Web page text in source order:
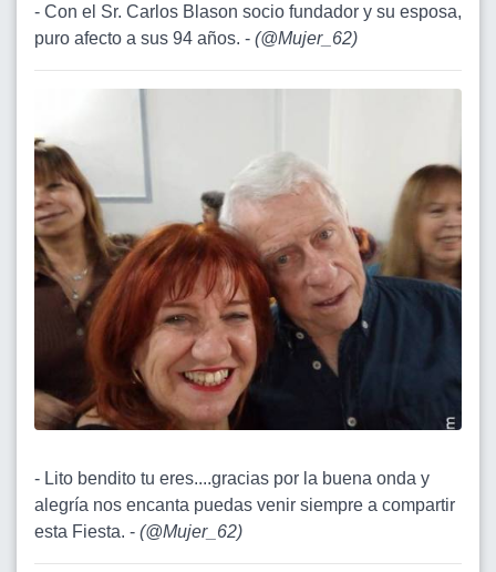
- Con el Sr. Carlos Blason socio fundador y su esposa,
puro afecto a sus 94 años. - (@Mujer_62)
- Lito bendito tu eres....gracias por la buena onda y
alegría nos encanta puedas venir siempre a compartir
esta Fiesta. - (@Mujer_62)